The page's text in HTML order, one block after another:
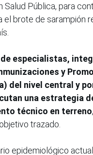
Salud Pública, para
el brote de sarampión
especialistas,
y
del nivel central y
una estrategia
técnico en terreno
trazado.
epidemiológico actual